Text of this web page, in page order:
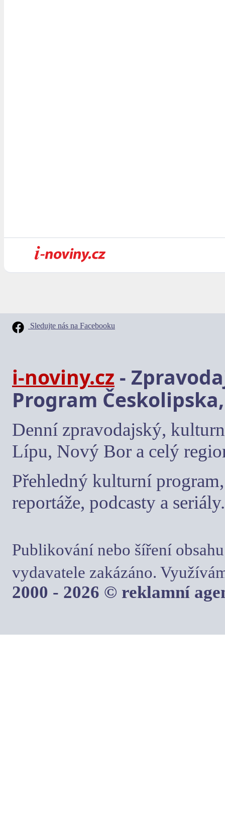
Sledujte nás na Facebooku
i-noviny.cz -
Program
Denní zpravodajský,
Lípu, Nový Bor a celý
Přehledný kulturní
reportáže, podcasty a seriály.
Publikování nebo šíření
vydavatele zakázáno.
2000 - 2026 © reklamní